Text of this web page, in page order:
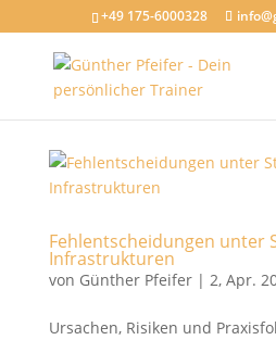
+49 175-6000328
Fehlentscheidungen unter
Infrastrukturen
von Günther Pfeifer| 2, Apr.
Ursachen, Risiken und